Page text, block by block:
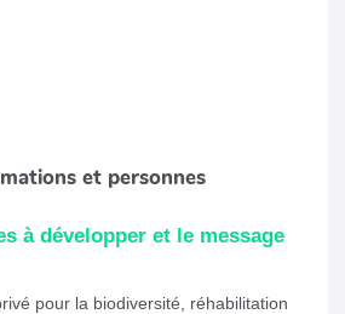
et personnes
à développer et le message
pour la biodiversité, réhabilitation